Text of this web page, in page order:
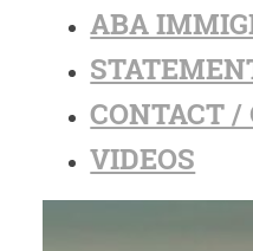
ABA
CONTACT /
VIDEOS